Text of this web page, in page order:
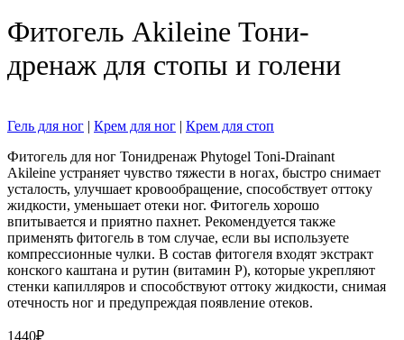
Фитогель Akileine Тони-
дренаж для стопы и голени
Гель для ног | Крем для ног | Крем для стоп
Фитогель для ног Тонидренаж Phytogel Toni-Drainant
Akileine устраняет чувство тяжести в ногах, быстро снимает
усталость, улучшает кровообращение, способствует оттоку
жидкости, уменьшает отеки ног. Фитогель хорошо
впитывается и приятно пахнет. Рекомендуется также
применять фитогель в том случае, если вы используете
компрессионные чулки. В состав фитогеля входят экстракт
конского каштана и рутин (витамин Р), которые укрепляют
стенки капилляров и способствуют оттоку жидкости, снимая
отечность ног и предупреждая появление отеков.
1440₽